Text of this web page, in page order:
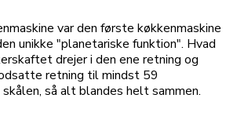
var den første køkkenmaskine
unikke "planetariske funktion". Hvad
drejer i den ene retning og
retning til mindst 59
så alt blandes helt sammen.